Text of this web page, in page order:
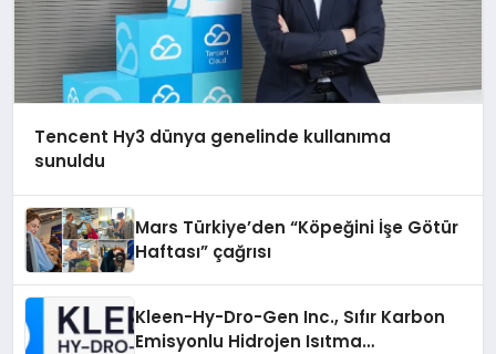
Tencent Hy3 dünya genelinde kullanıma
sunuldu
Mars Türkiye’den “Köpeğini İşe Götür
Haftası” çağrısı
Kleen-Hy-Dro-Gen Inc., Sıfır Karbon
Emisyonlu Hidrojen Isıtma